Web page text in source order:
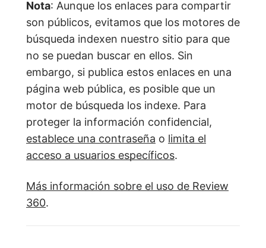
Nota: Aunque los enlaces para compartir
son públicos, evitamos que los motores de
búsqueda indexen nuestro sitio para que
no se puedan buscar en ellos. Sin
embargo, si publica estos enlaces en una
página web pública, es posible que un
motor de búsqueda los indexe. Para
proteger la información confidencial,
establece una contraseña o limita el
acceso a usuarios específicos.
Más información sobre el uso de Review
360.